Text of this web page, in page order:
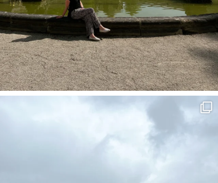
Frühling im Tannheimer Tal haben wir uns irgen